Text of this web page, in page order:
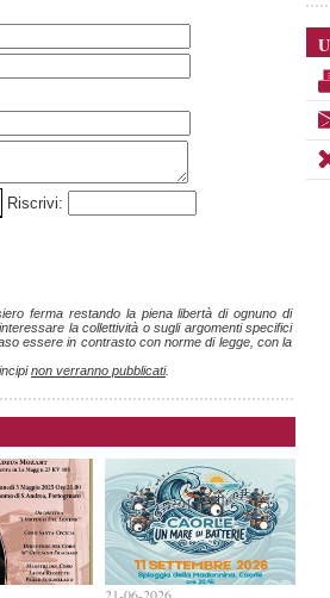
Riscrivi:
ferma restando la piena libertà di ognuno di
la collettività o sugli argomenti specifici
essere in contrasto con norme di legge, con la
non verranno pubblicati.